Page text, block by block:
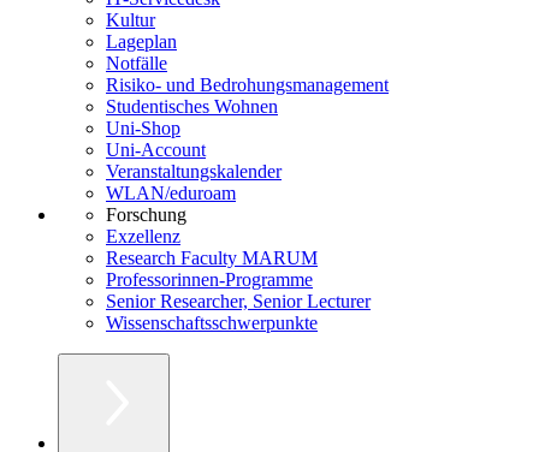
Kultur
Lageplan
Notfälle
Risiko- und Bedrohungsmanagement
Studentisches Wohnen
Uni-Shop
Uni-Account
Veranstaltungskalender
WLAN/eduroam
Forschung
Exzellenz
Research Faculty MARUM
Professorinnen-Programme
Senior Researcher, Senior Lecturer
Wissenschaftsschwerpunkte